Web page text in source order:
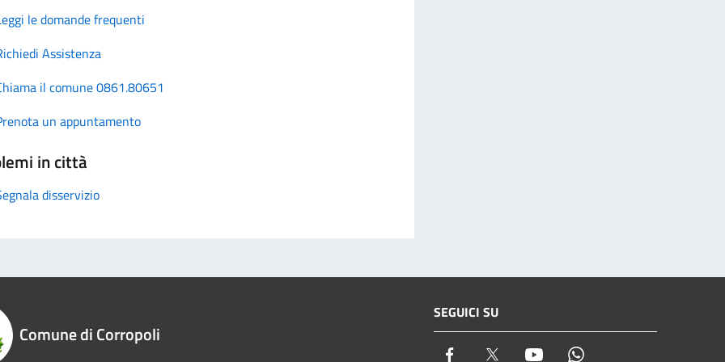
le domande frequenti
Assistenza
il comune 0861.80651
un appuntamento
in città
disservizio
Comune di Corropoli
SEGUICI SU
Facebook Twitter Youtube